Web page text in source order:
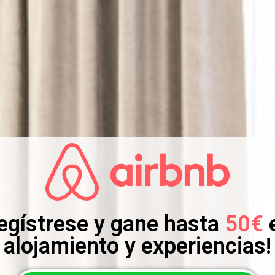
y gane hasta 50€
alojamiento y experiencias!